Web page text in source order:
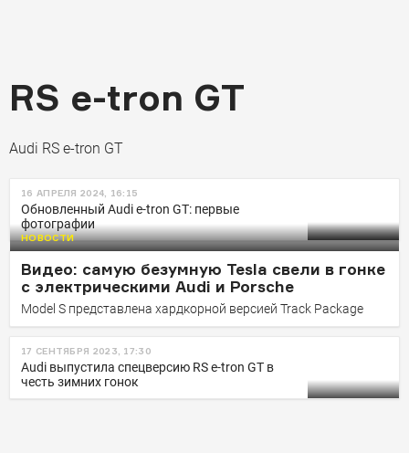
RS e-tron GT
Audi RS e-tron GT
925 сил, 0−100 за 2,5 секунды:
раскрыт обновленный Audi e-
tron GT
Электроседан пережил рестайлинг, став мощнее,
быстрее и «дальнобойнее»
16 АПРЕЛЯ 2024, 16:15
Обновленный Audi e-tron GT: первые
фотографии
НОВОСТИ
Видео: самую безумную Tesla свели в гонке
с электрическими Audi и Porsche
Model S представлена хардкорной версией Track Package
17 СЕНТЯБРЯ 2023, 17:30
Audi выпустила спецверсию RS e-tron GT в
честь зимних гонок